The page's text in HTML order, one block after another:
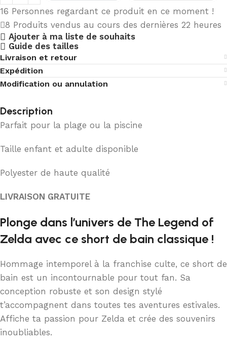
16 Personnes regardant ce produit en ce moment !
8 Produits vendus au cours des dernières 22 heures
Ajouter à ma liste de souhaits
Guide des tailles
Livraison et retour
Expédition
Modification ou annulation
Description
Parfait pour la plage ou la piscine
Taille enfant et adulte disponible
Polyester de haute qualité
LIVRAISON GRATUITE
Plonge dans l’univers de The Legend of
Zelda avec ce short de bain classique !
Hommage intemporel à la franchise culte, ce short de
bain est un incontournable pour tout fan. Sa
conception robuste et son design stylé
t’accompagnent dans toutes tes aventures estivales.
Affiche ta passion pour Zelda et crée des souvenirs
inoubliables.